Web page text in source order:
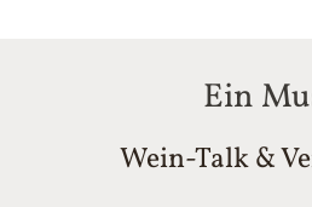
Ein
Wein-Talk &